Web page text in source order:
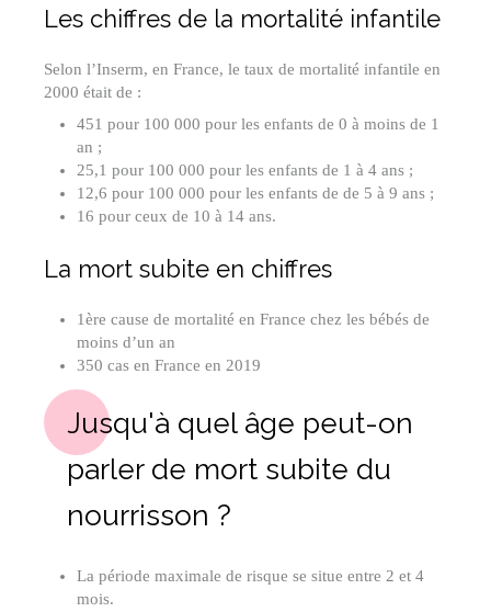
Les chiffres de la mortalité infantile
Selon l’Inserm, en France, le taux de mortalité infantile en
2000 était de :
451 pour 100 000 pour les enfants de 0 à moins de 1
an ;
25,1 pour 100 000 pour les enfants de 1 à 4 ans ;
12,6 pour 100 000 pour les enfants de de 5 à 9 ans ;
16 pour ceux de 10 à 14 ans.
La mort subite en chiffres
1ère cause de mortalité en France chez les bébés de
moins d’un an
350 cas en France en 2019
Jusqu'à quel âge peut-on
parler de mort subite du
nourrisson ?
La période maximale de risque se situe entre 2 et 4
mois.